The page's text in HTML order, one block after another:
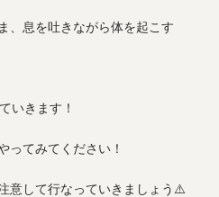
、息を吐きながら体を起こす
いきます！
ってみてください！
意して行なっていきましょう⚠️